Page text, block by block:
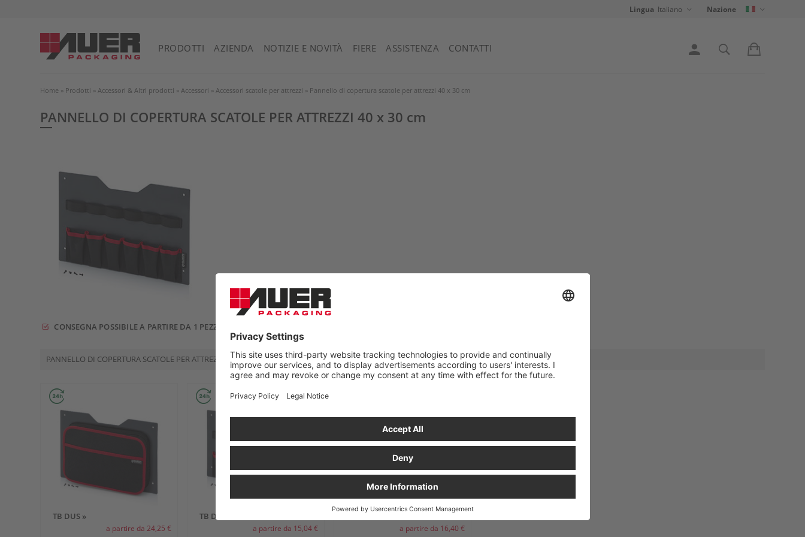
Lingua Italiano Nazione
PRODOTTI AZIENDA NOTIZIE E NOVITÀ FIERE ASSISTENZA CONTATTI
Home » Prodotti » Accessori & Altri prodotti » Accessori » Accessori scatole per attrezzi » Pannello di copertura scatole per attrezzi 40 x 30 cm
PANNELLO DI COPERTURA SCATOLE PER ATTREZZI40 x 30 cm
CONSEGNA POSSIBILE A PARTIRE DA 1 PEZZO
PANNELLO DI COPERTURA SCATOLE PER ATTREZZI 40 x 30 cm
TB DUS »
a partire da 24,25 €
TB DWS »
a partire da 15,04 €
TB DBS »
a partire da 16,40 €